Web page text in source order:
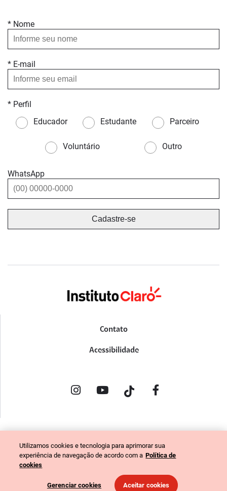
* Nome
* E-mail
* Perfil
Educador
Estudante Parceiro
Voluntário Outro
WhatsApp
Contato
Acessibilidade
PORTAL DE DENÚNCIAS
CÓDIGO DE ÉTICA (COLABORADORES)
Utilizamos cookies e tecnologia para aprimorar sua
experiência de navegação de acordo com a Política de
cookies
Gerenciar cookies Aceitar cookies